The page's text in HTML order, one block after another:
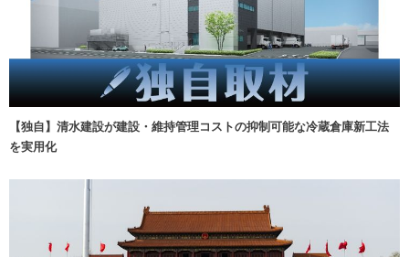
【独自】清水建設が建設・維持管理コストの抑制可能な冷蔵倉庫新工法
を実用化